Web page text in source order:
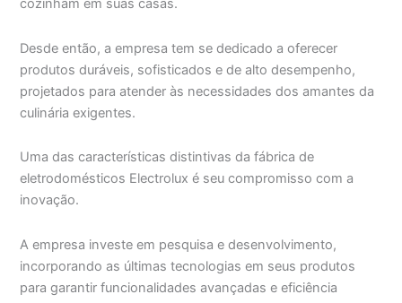
cozinham em suas casas.
Desde então, a empresa tem se dedicado a oferecer
produtos duráveis, sofisticados e de alto desempenho,
projetados para atender às necessidades dos amantes da
culinária exigentes.
Uma das características distintivas da fábrica de
eletrodomésticos Electrolux é seu compromisso com a
inovação.
A empresa investe em pesquisa e desenvolvimento,
incorporando as últimas tecnologias em seus produtos
para garantir funcionalidades avançadas e eficiência